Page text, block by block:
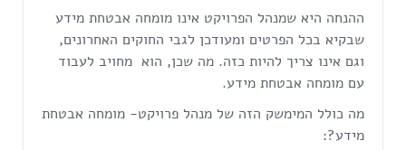
ההנחה היא שמנהל הפרויקט אינו מומחה אבטחת מידע
שבקיא בכל הפרטים ומעודכן לגבי החוקים האחרונים,
וגם אינו צריך להיות כזה. מה שכן, הוא מחויב לעבוד
עם מומחה אבטחת מידע.
מה כולל המימשק הזה של מנהל פרויקט- מומחה אבטחת
מידע?: